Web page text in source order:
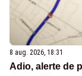
8 aug. 2026, 18:31
Adio, alerte de